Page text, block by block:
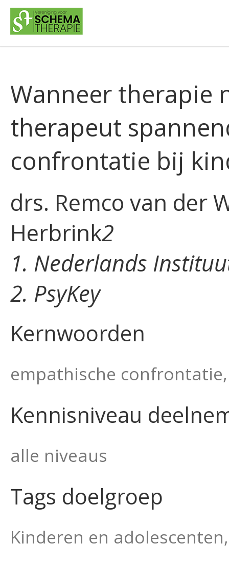
Wanneer therapie
therapeut
confrontatie bij
drs. Remco van der
Herbrink2
1. Nederlands
2. PsyKey
Kernwoorden
empathische
Kennisniveau
alle niveaus
Tags doelgroep
Kinderen en